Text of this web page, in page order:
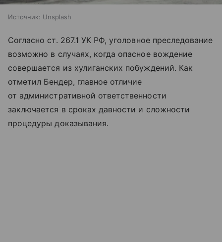
Источник: Unsplash
Согласно ст. 267.1 УК РФ, уголовное преследование
возможно в случаях, когда опасное вождение
совершается из хулиганских побуждений. Как
отметил Бендер, главное отличие
от административной ответственности
заключается в сроках давности и сложности
процедуры доказывания.